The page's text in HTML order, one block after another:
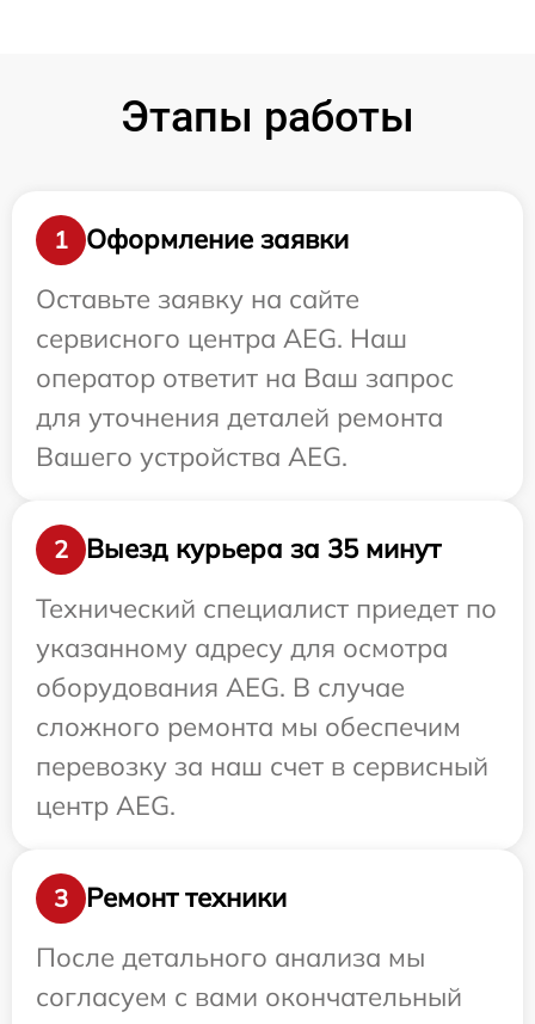
Этапы работы
1
Оформление заявки
Оставьте заявку на сайте
сервисного центра AEG. Наш
оператор ответит на Ваш запрос
для уточнения деталей ремонта
Вашего устройства AEG.
2
Выезд курьера за 35 минут
Технический специалист приедет по
указанному адресу для осмотра
оборудования AEG. В случае
сложного ремонта мы обеспечим
перевозку за наш счет в сервисный
центр AEG.
3
Ремонт техники
После детального анализа мы
согласуем с вами окончательный